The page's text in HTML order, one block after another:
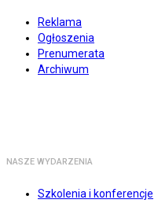
Reklama
Ogłoszenia
Prenumerata
Archiwum
NASZE WYDARZENIA
Szkolenia i konferencje